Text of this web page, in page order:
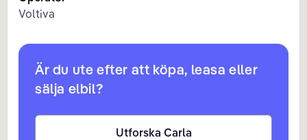
Voltiva
Är du ute efter att köpa, leasa eller
sälja elbil?
Utforska Carla